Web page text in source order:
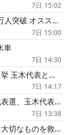
7日 15:02
戸体操、笑いヨガ、陸上
7日 15:00
車
7日 14:30
の2人の対決に 9月6日投開票へ
7日 14:17
回・橋本衆院議員が立候補
7日 13:38
を支える活動 災害NGOに密着